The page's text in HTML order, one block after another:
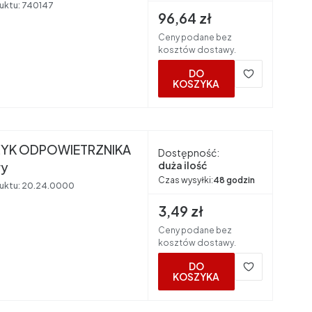
NIKLOWANY TECE
740147
Cena brutto
96,64 zł
Ceny podane bez
kosztów dostawy.
DO
KOSZYKA
ODPOWIETRZNIKA
20.24.0000
Dostępność:
duża ilość
Czas wysyłki:48 godzin
Cena brutto
3,49 zł
Ceny podane bez
kosztów dostawy.
DO
KOSZYKA